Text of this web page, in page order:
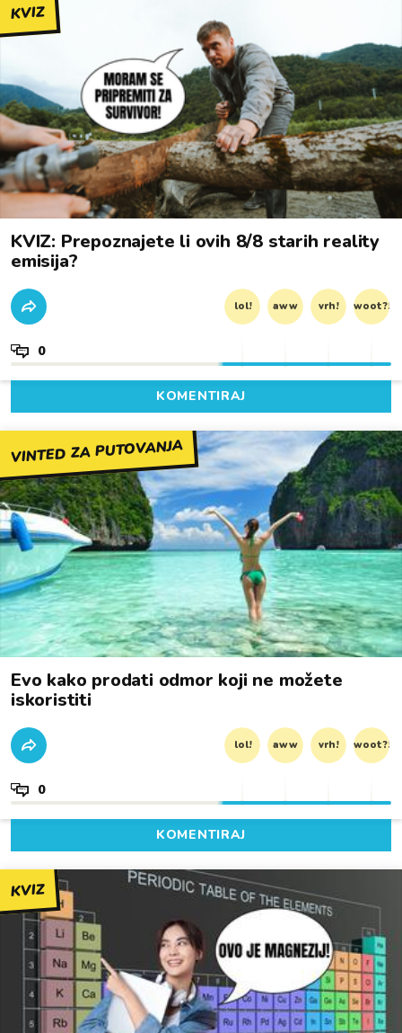
KVIZ
KVIZ: Prepoznajete li ovih 8/8 starih reality
emisija?
lol! aww vrh! woot?!
0
KOMENTIRAJ
VINTED ZA PUTOVANJA
Evo kako prodati odmor koji ne možete
iskoristiti
lol! aww vrh! woot?!
0
KOMENTIRAJ
KVIZ